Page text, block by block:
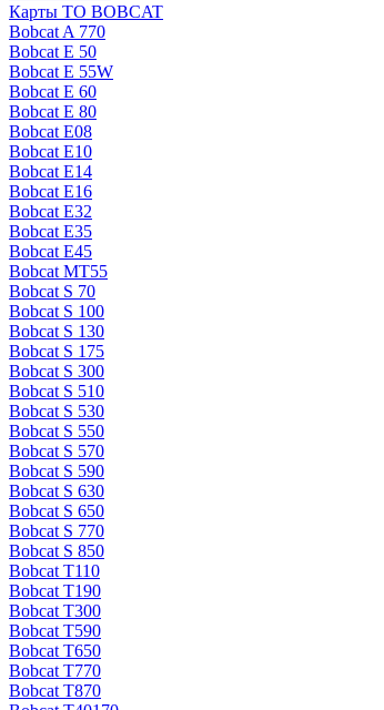
Карты ТО BOBCAT
Bobcat A 770
Bobcat E 50
Bobcat E 55W
Bobcat E 60
Bobcat E 80
Bobcat E08
Bobcat E10
Bobcat E14
Bobcat E16
Bobcat E32
Bobcat E35
Bobcat E45
Bobcat MT55
Bobcat S 70
Bobcat S 100
Bobcat S 130
Bobcat S 175
Bobcat S 300
Bobcat S 510
Bobcat S 530
Bobcat S 550
Bobcat S 570
Bobcat S 590
Bobcat S 630
Bobcat S 650
Bobcat S 770
Bobcat S 850
Bobcat T110
Bobcat T190
Bobcat T300
Bobcat T590
Bobcat T650
Bobcat T770
Bobcat T870